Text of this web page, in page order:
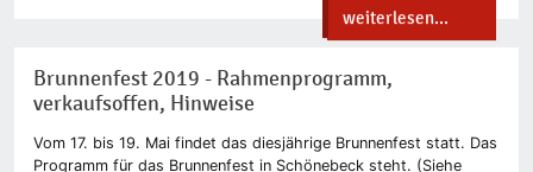
weiterlesen...
Brunnenfest 2019 - Rahmenprogramm,
verkaufsoffen, Hinweise
Vom 17. bis 19. Mai findet das diesjährige Brunnenfest statt. Das
Programm für das Brunnenfest in Schönebeck steht. (Siehe